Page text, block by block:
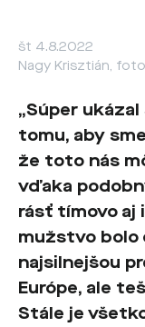
št 4.8.2022
Nagy Krisztián,
„Súper
tomu, aby
že toto nás
vďaka
rásť tímovo aj
mužstvo bolo
najsilnejšou
Európe, ale
Stále je